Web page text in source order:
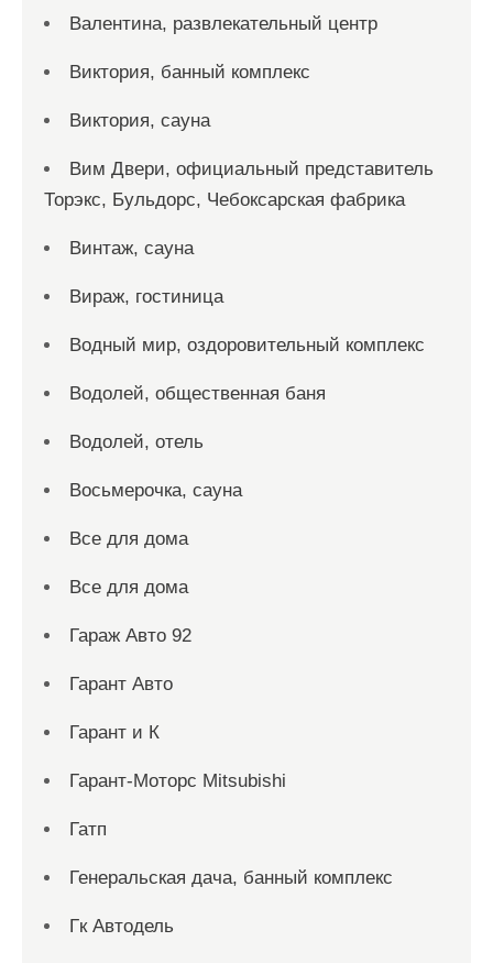
Валентина, развлекательный центр
Виктория, банный комплекс
Виктория, сауна
Вим Двери, официальный представитель
Торэкс, Бульдорс, Чебоксарская фабрика
Винтаж, сауна
Вираж, гостиница
Водный мир, оздоровительный комплекс
Водолей, общественная баня
Водолей, отель
Восьмерочка, сауна
Все для дома
Все для дома
Гараж Авто 92
Гарант Авто
Гарант и К
Гарант-Моторс Mitsubishi
Гатп
Генеральская дача, банный комплекс
Гк Автодель